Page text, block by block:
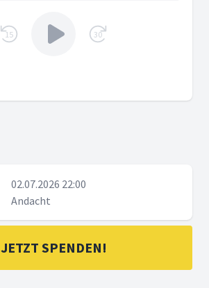
15 30
02.07.2026 22:00
Andacht
JETZT SPENDEN!